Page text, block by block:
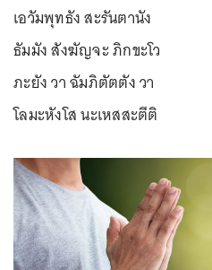
เอวัมพุทธัง สะรันตานัง
ธัมมัง สังฆัญจะ ภิกขะโว
ภะยัง วา ฉัมภิตัตตัง วา
โลมะหังโส นะเหสสะตีติ